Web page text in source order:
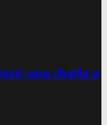
una charla a